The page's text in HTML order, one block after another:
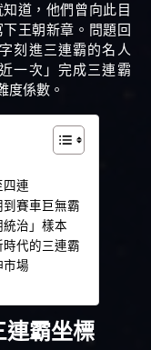
道，他們曾向此目
王朝新章。問題回
刻進三連霸的名人
一次」完成三連霸
度係數。
四連
賽車巨無霸
治」樣本
代的三連霸
市場
連霸坐標